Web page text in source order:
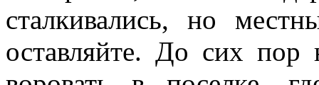
сталкивались, но
оставляйте. До сих